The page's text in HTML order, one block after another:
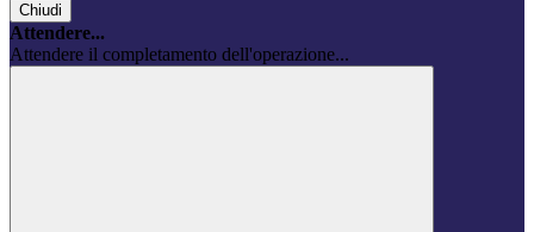
Chiudi
Attendere...
Attendere il completamento dell'operazione...